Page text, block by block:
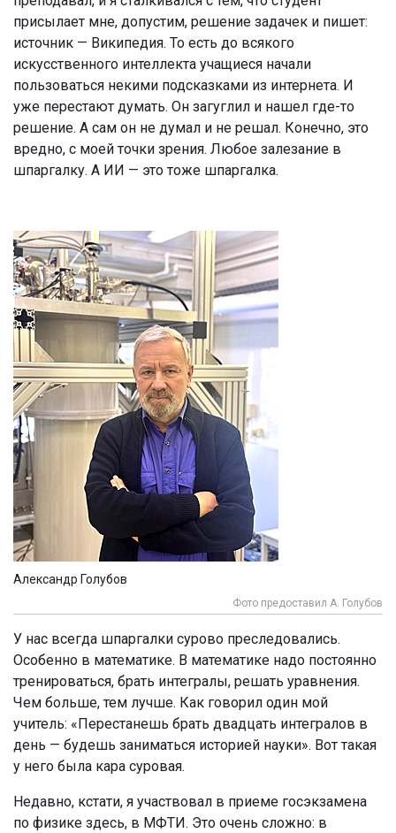
присылает мне, допустим, решение задачек и пишет:
источник — Википедия. То есть до всякого
искусственного интеллекта учащиеся начали
пользоваться некими подсказками из интернета. И
уже перестают думать. Он загуглил и нашел где-то
решение. А сам он не думал и не решал. Конечно, это
вредно, с моей точки зрения. Любое залезание в
шпаргалку. А ИИ — это тоже шпаргалка.
Александр Голубов
Фото предоставил А. Голубов
У нас всегда шпаргалки сурово преследовались.
Особенно в математике. В математике надо постоянно
тренироваться, брать интегралы, решать уравнения.
Чем больше, тем лучше. Как говорил один мой
учитель: «Перестанешь брать двадцать интегралов в
день — будешь заниматься историей науки». Вот такая
у него была кара суровая.
Недавно, кстати, я участвовал в приеме госэкзамена
по физике здесь, в МФТИ. Это очень сложно: в